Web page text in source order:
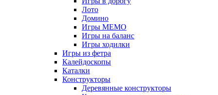
Лото
Домино
Игры МЕМО
Игры на баланс
Игры ходилки
Игры из фетра
Калейдоскопы
Каталки
Конструкторы
Деревянные конструкторы